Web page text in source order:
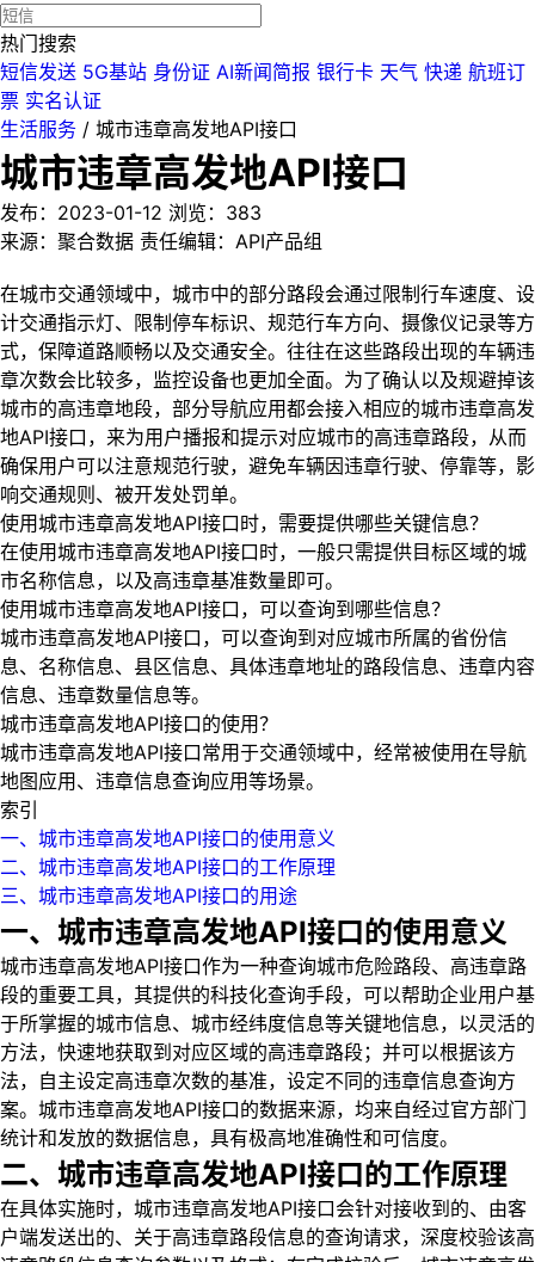
热门搜索
短信发送 5G基站 身份证 AI新闻简报 银行卡 天气 快递 航班订
票 实名认证
生活服务 / 城市违章高发地API接口
城市违章高发地API接口
发布：2023-01-12 浏览： 383
来源：聚合数据 责任编辑：API产品组
在城市交通领域中，城市中的部分路段会通过限制行车速度、设
计交通指示灯、限制停车标识、规范行车方向、摄像仪记录等方
式，保障道路顺畅以及交通安全。往往在这些路段出现的车辆违
章次数会比较多，监控设备也更加全面。为了确认以及规避掉该
城市的高违章地段，部分导航应用都会接入相应的城市违章高发
地API接口，来为用户播报和提示对应城市的高违章路段，从而
确保用户可以注意规范行驶，避免车辆因违章行驶、停靠等，影
响交通规则、被开发处罚单。
使用城市违章高发地API接口时，需要提供哪些关键信息？
在使用城市违章高发地API接口时，一般只需提供目标区域的城
市名称信息，以及高违章基准数量即可。
使用城市违章高发地API接口，可以查询到哪些信息？
城市违章高发地API接口，可以查询到对应城市所属的省份信
息、名称信息、县区信息、具体违章地址的路段信息、违章内容
信息、违章数量信息等。
城市违章高发地API接口的使用？
城市违章高发地API接口常用于交通领域中，经常被使用在导航
地图应用、违章信息查询应用等场景。
索引
一、城市违章高发地API接口的使用意义
二、城市违章高发地API接口的工作原理
三、城市违章高发地API接口的用途
一、城市违章高发地API接口的使用意义
城市违章高发地API接口作为一种查询城市危险路段、高违章路
段的重要工具，其提供的科技化查询手段，可以帮助企业用户基
于所掌握的城市信息、城市经纬度信息等关键地信息，以灵活的
方法，快速地获取到对应区域的高违章路段；并可以根据该方
法，自主设定高违章次数的基准，设定不同的违章信息查询方
案。城市违章高发地API接口的数据来源，均来自经过官方部门
统计和发放的数据信息，具有极高地准确性和可信度。
二、城市违章高发地API接口的工作原理
在具体实施时，城市违章高发地API接口会针对接收到的、由客
户端发送出的、关于高违章路段信息的查询请求，深度校验该高